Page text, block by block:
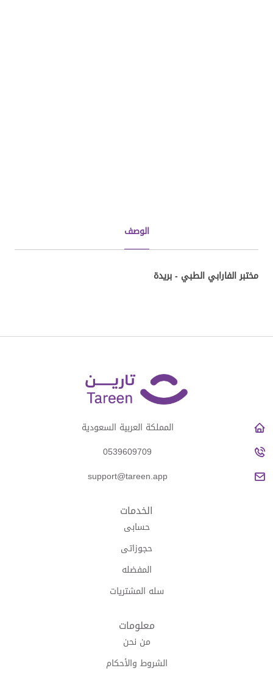
الوصف
مختبر الفارابي الطبي - بريدة
المملكة العربية السعودية
0539609709
support@tareen.app
الخدمات
حسابى
حجوزاتى
المفضله
سله المشتريات
معلومات
من نحن
الشروط والأحكام